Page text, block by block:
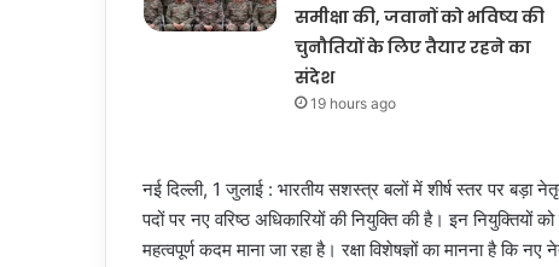
समीक्षा की, जवानों को भविष्य की
चुनौतियों के लिए तैयार रहने का
संदेश
19 hours ago
नई दिल्ली, 1 जुलाई : भारतीय सशस्त्र बलों में शीर्ष स्तर पर बड़ा
पदों पर नए वरिष्ठ अधिकारियों की नियुक्ति की है। इन
महत्वपूर्ण कदम माना जा रहा है। रक्षा विशेषज्ञों का मानना है